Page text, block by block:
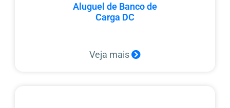
Aluguel de Banco de
Carga DC
Veja mais